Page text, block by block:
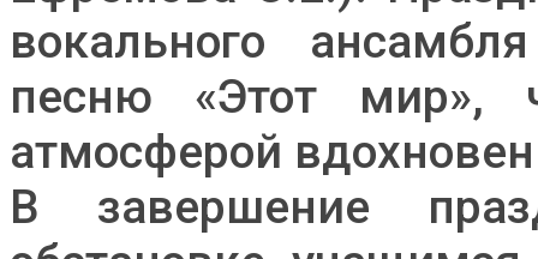
вокального
песню «Этот мир»,
атмосферой
В завершение